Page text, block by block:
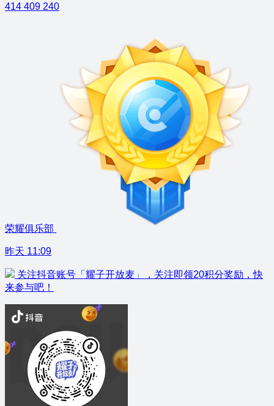
414 409 240
荣耀俱乐部
昨天 11:09
关注抖音账号「耀子开放麦」，关注即领20积分奖励，快
来参与吧！